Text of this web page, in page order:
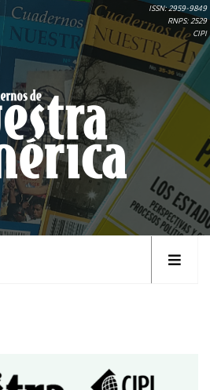
ISSN: 2959-9849
RNPS: 2529
CIPI